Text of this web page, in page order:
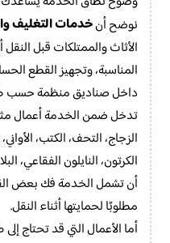
نوضح أنخدمات التغليف
الأثاث والممتلكات قبل النقل
المناسبة، وتجهيز القطع
داخل صناديق منظمة حسب
تدخل ضمن الخدمة أعمال مثل
الزجاج، التحف، الكتب،
الكرتون، النايلون الفقاعي،
أن تشمل الخدمة فك بعض
مطلوبًا لحمايتها أثناء النقل.
أما الأعمال التي قد تحتاج